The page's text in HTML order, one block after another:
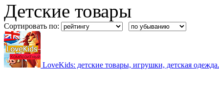
Детские товары
Сортировать по:
LoveKids: детские товары, игрушки, детская